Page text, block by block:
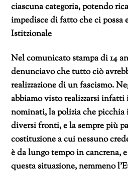
ciascuna categoria, potendo
impedisce di fatto che ci possa
Istitzionale
Nel comunicato stampa di 14
denunciavo che tutto ciò
realizzazione di un fascismo.
abbiamo visto realizzarsi
nominati, la polizia che picchia
diversi fronti, e la sempre più
costituzione a cui nessuno
è da lungo tempo in cancrena,
questa situazione, nemmeno